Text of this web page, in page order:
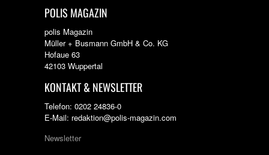
POLIS MAGAZIN
polis Magazin
Müller + Busmann GmbH & Co. KG
Hofaue 63
42103 Wuppertal
KONTAKT & NEWSLETTER
Telefon: 0202 24836-0
E-Mail: redaktion@polis-magazin.com
Newsletter